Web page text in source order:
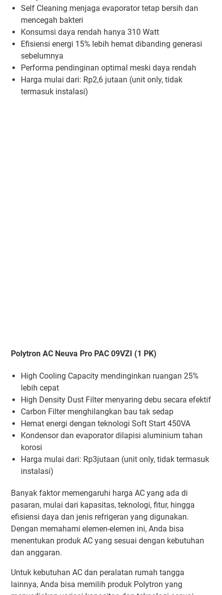
Self Cleaning menjaga evaporator tetap bersih dan
mencegah bakteri
Konsumsi daya rendah hanya 310 Watt
Efisiensi energi 15% lebih hemat dibanding generasi
sebelumnya
Performa pendinginan optimal meski daya rendah
Harga mulai dari: Rp2,6 jutaan (unit only, tidak
termasuk instalasi)
Polytron AC Neuva Pro PAC 09VZI (1 PK)
High Cooling Capacity mendinginkan ruangan 25%
lebih cepat
High Density Dust Filter menyaring debu secara efektif
Carbon Filter menghilangkan bau tak sedap
Hemat energi dengan teknologi Soft Start 450VA
Kondensor dan evaporator dilapisi aluminium tahan
korosi
Harga mulai dari: Rp3jutaan (unit only, tidak termasuk
instalasi)
Banyak faktor memengaruhi harga AC yang ada di
pasaran, mulai dari kapasitas, teknologi, fitur, hingga
efisiensi daya dan jenis refrigeran yang digunakan.
Dengan memahami elemen-elemen ini, Anda bisa
menentukan produk AC yang sesuai dengan kebutuhan
dan anggaran.
Untuk kebutuhan AC dan peralatan rumah tangga
lainnya, Anda bisa memilih produk Polytron yang